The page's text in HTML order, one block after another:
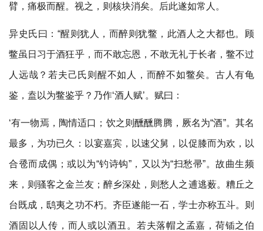
臂，痛极而醒。视之，则核块消矣。后此遂如常人。
异史氏曰：“醒则犹人，而醉则犹鳖，此酒人之大都也。顾
鳖虽日习于酒狂乎，而不敢忘恩，不敢无礼于长者，鳖不过
人远哉？若夫己氏则醒不如人，而醉不如鳖矣。古人有龟
鉴，盍以为鳖鉴乎？乃作‘酒人赋’。赋曰：
‘有一物焉，陶情适口；饮之则醺醺腾腾，厥名为“酒”。其名
最多，为功已久：以宴嘉宾，以速父舅，以促膝而为欢，以
合卺而成偶；或以为“钓诗钩”，又以为“扫愁帚”。故曲生频
来，则骚客之金兰友；醉乡深处，则愁人之逋逃薮。糟丘之
台既成，鸱夷之功不朽。齐臣遂能一石，学士亦称五斗。则
酒固以人传，而人或以酒丑。若夫落帽之孟嘉，荷锸之伯